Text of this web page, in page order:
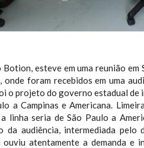
esteve em uma reunião em
foram recebidos em uma
o projeto do governo estadual de
a Campinas e Americana.
linha seria de São Paulo a
da audiência, intermediada pelo
atentamente a demanda e